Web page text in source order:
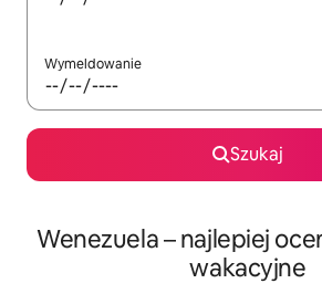
Wymeldowanie
Szukaj
Wenezuela – najlepiej
wakacyjne